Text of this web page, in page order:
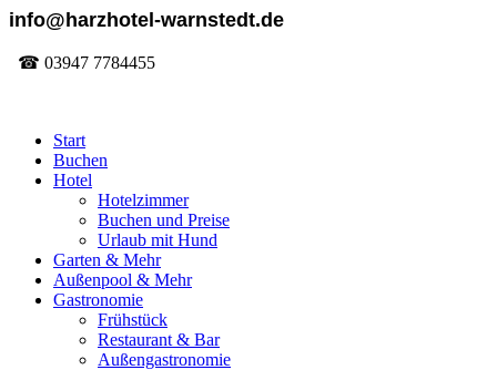
info@harzhotel-warnstedt.de
☎ 03947 7784455
Start
Buchen
Hotel
Hotelzimmer
Buchen und Preise
Urlaub mit Hund
Garten & Mehr
Außenpool & Mehr
Gastronomie
Frühstück
Restaurant & Bar
Außengastronomie